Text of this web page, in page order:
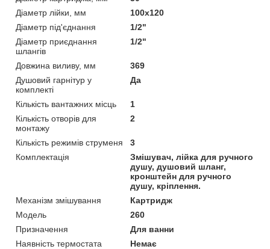
Діаметр лійки, мм
100х120
Діаметр під'єднання
1/2"
Діаметр приєднання
шлангів
1/2"
Довжина виливу, мм
369
Душовий гарнітур у
комплекті
Да
Кількість вантажних місць
1
Кількість отворів для
монтажу
2
Кількість режимів струменя
3
Комплектація
Змішувач, лійка для ручного
душу, душовий шланг,
кронштейн для ручного
душу, кріплення.
Механізм змішування
Картридж
Мoдель
260
Призначення
Для ванни
Наявність термостата
Немає